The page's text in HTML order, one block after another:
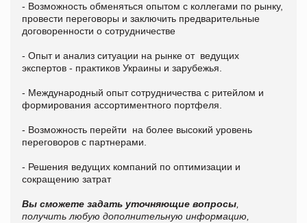
- Возможность обменяться опытом с коллегами по рынку,
провести переговоры и заключить предварительные
договоренности о сотрудничестве
- Опыт и анализ ситуации на рынке от ведущих
экспертов - практиков Украины и зарубежья.
- Международный опыт сотрудничества с ритейлом и
формирования ассортиментного портфеля.
- Возможность перейти на более высокий уровень
переговоров с партнерами.
- Решения ведущих компаний по оптимизации и
сокращению затрат
Вы сможете задать уточняющие вопросы,
получить любую дополнительную информацию,